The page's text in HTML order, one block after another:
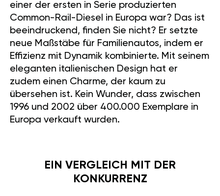
einer der ersten in Serie produzierten
Common-Rail-Diesel in Europa war? Das ist
beeindruckend, finden Sie nicht? Er setzte
neue Maßstäbe für Familienautos, indem er
Effizienz mit Dynamik kombinierte. Mit seinem
eleganten italienischen Design hat er
zudem einen Charme, der kaum zu
übersehen ist. Kein Wunder, dass zwischen
1996 und 2002 über 400.000 Exemplare in
Europa verkauft wurden.
EIN VERGLEICH MIT DER
KONKURRENZ